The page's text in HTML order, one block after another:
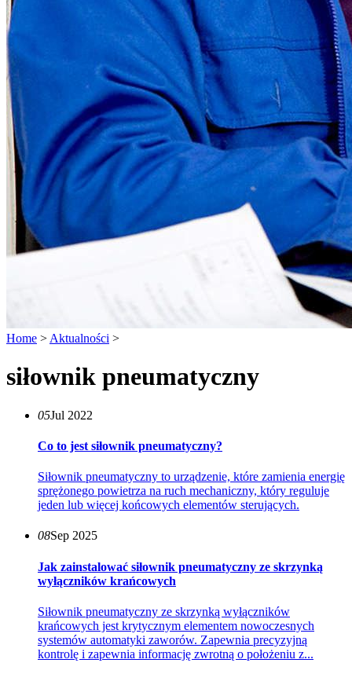
Home > Aktualności >
siłownik pneumatyczny
05Jul 2022
Co to jest siłownik pneumatyczny?
Siłownik pneumatyczny to urządzenie, które zamienia energię
sprężonego powietrza na ruch mechaniczny, który reguluje
jeden lub więcej końcowych elementów sterujących.
08Sep 2025
Jak zainstalować siłownik pneumatyczny ze skrzynką
wyłączników krańcowych
Siłownik pneumatyczny ze skrzynką wyłączników
krańcowych jest krytycznym elementem nowoczesnych
systemów automatyki zaworów. Zapewnia precyzyjną
kontrolę i zapewnia informację zwrotną o położeniu z...